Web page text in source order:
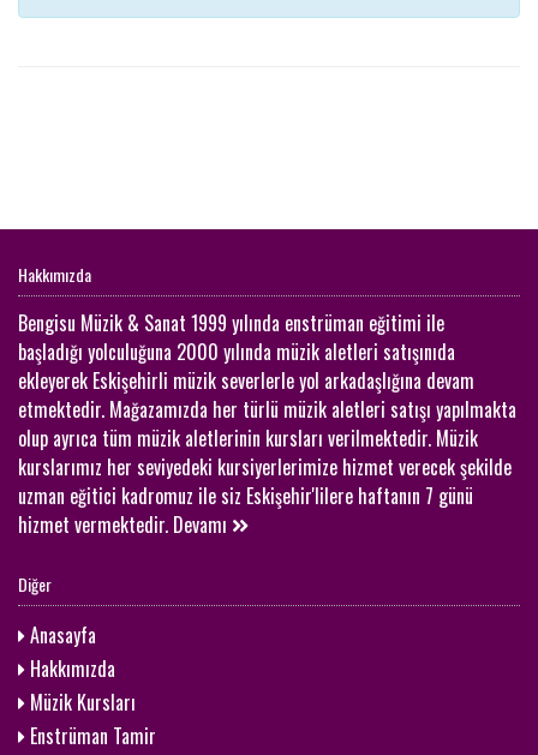
Hakkımızda
Bengisu Müzik & Sanat 1999 yılında enstrüman eğitimi ile
başladığı yolculuğuna 2000 yılında müzik aletleri satışınıda
ekleyerek Eskişehirli müzik severlerle yol arkadaşlığına devam
etmektedir. Mağazamızda her türlü müzik aletleri satışı yapılmakta
olup ayrıca tüm müzik aletlerinin kursları verilmektedir. Müzik
kurslarımız her seviyedeki kursiyerlerimize hizmet verecek şekilde
uzman eğitici kadromuz ile siz Eskişehir'lilere haftanın 7 günü
hizmet vermektedir. Devamı
Diğer
Anasayfa
Hakkımızda
Müzik Kursları
Enstrüman Tamir